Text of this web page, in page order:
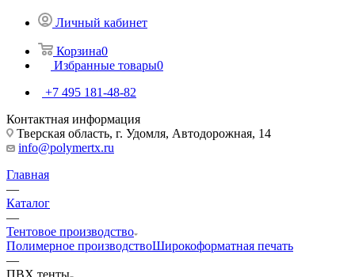
Личный кабинет
Корзина0
Избранные товары0
+7 495 181-48-82
Контактная информация
Тверская область, г. Удомля, Автодорожная, 14
info@polymertx.ru
Главная
—
Каталог
—
Тентовое производство
Полимерное производствоШирокоформатная печать
—
ПВХ тенты